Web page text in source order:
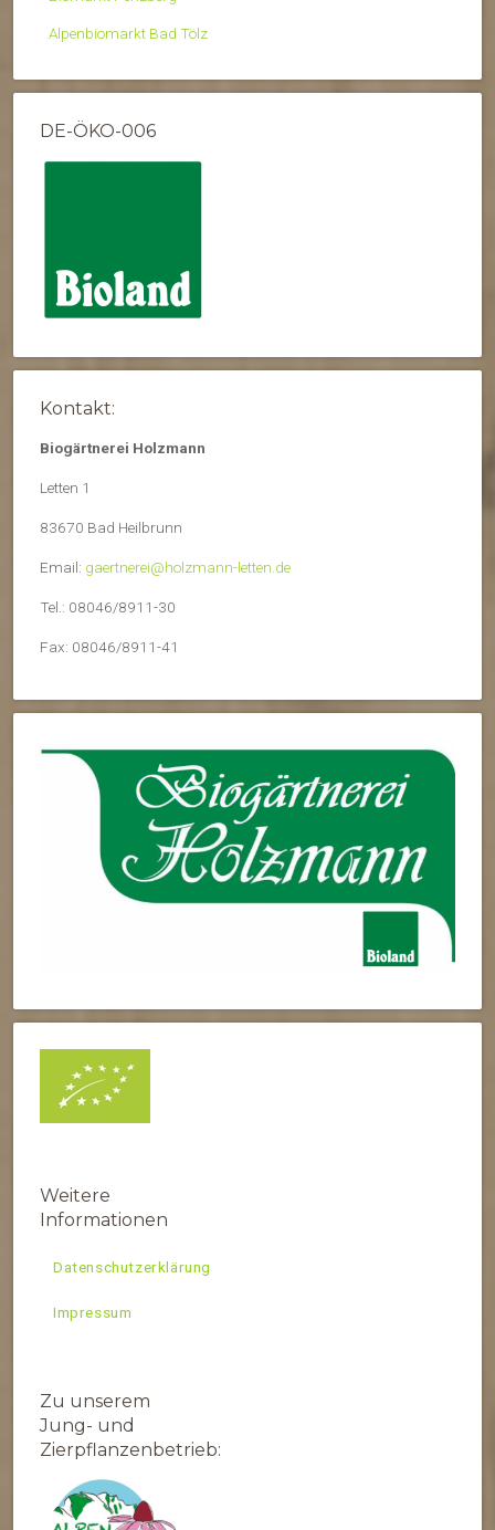
Alpenbiomarkt Bad Tölz
DE-ÖKO-006
Kontakt:
Biogärtnerei Holzmann
Letten 1
83670 Bad Heilbrunn
Email: gaertnerei@holzmann-letten.de
Tel.: 08046/8911-30
Fax: 08046/8911-41
Weitere
Informationen
Datenschutzerklärung
Impressum
Zu unserem
Jung- und
Zierpflanzenbetrieb: